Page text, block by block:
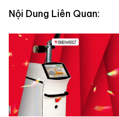
Nội Dung Liên Quan: